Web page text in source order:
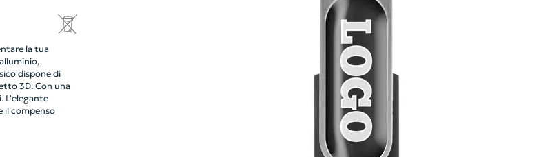
la tua
dispone di
3D. Con una
L'elegante
il compenso